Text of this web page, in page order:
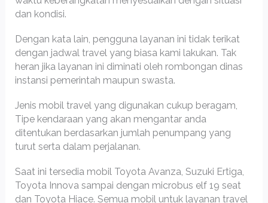
dan kondisi.
Dengan kata lain, pengguna layanan ini tidak terikat
dengan jadwal travel yang biasa kami lakukan. Tak
heran jika layanan ini diminati oleh rombongan dinas
instansi pemerintah maupun swasta.
Jenis mobil travel yang digunakan cukup beragam,
Tipe kendaraan yang akan mengantar anda
ditentukan berdasarkan jumlah penumpang yang
turut serta dalam perjalanan.
Saat ini tersedia mobil Toyota Avanza, Suzuki Ertiga,
Toyota Innova sampai dengan microbus elf 19 seat
dan Toyota Hiace. Semua mobil untuk layanan travel